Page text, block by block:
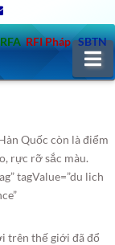
RFA RFI Pháp SBTN
Quốc còn là điểm
rực rỡ sắc màu.
tagValue=”du lich
trên thế giới đã đổ